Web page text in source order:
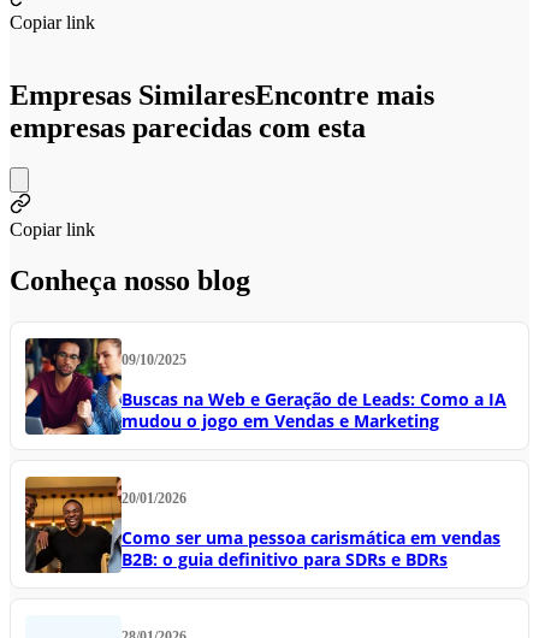
Copiar link
Empresas SimilaresEncontre mais
empresas parecidas com esta
Copiar link
Conheça nosso blog
09/10/2025
Buscas na Web e Geração de Leads: Como a IA
mudou o jogo em Vendas e Marketing
20/01/2026
Como ser uma pessoa carismática em vendas
B2B: o guia definitivo para SDRs e BDRs